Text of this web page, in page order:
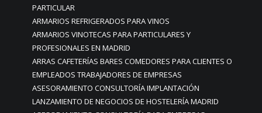
PARTICULAR
ARMARIOS REFRIGERADOS PARA VINOS
ARMARIOS VINOTECAS PARA PARTICULARES Y
PROFESIONALES EN MADRID
ARRAS CAFETERÍAS BARES COMEDORES PARA CLIENTES O
EMPLEADOS TRABAJADORES DE EMPRESAS
ASESORAMIENTO CONSULTORÍA IMPLANTACIÓN
LANZAMIENTO DE NEGOCIOS DE HOSTELERÍA MADRID